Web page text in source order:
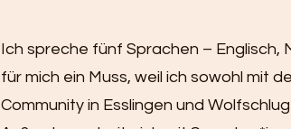
Ich spreche fünf Sprachen – Englisch,
für mich ein Muss, weil ich sowohl mit
Community in Esslingen und